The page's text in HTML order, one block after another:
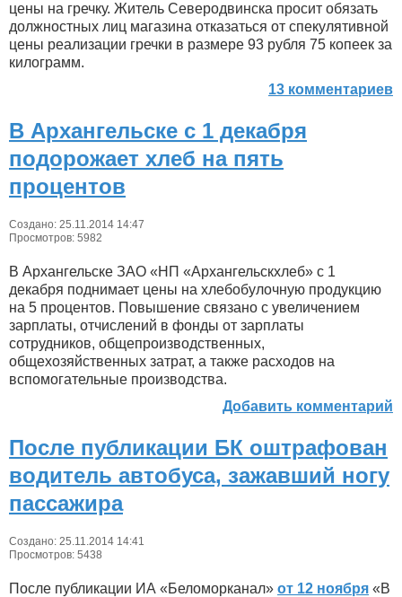
цены на гречку. Житель Северодвинска просит обязать
должностных лиц магазина отказаться от спекулятивной
цены реализации гречки в размере 93 рубля 75 копеек за
килограмм.
13 комментариев
В Архангельске с 1 декабря
подорожает хлеб на пять
процентов
Создано: 25.11.2014 14:47
Просмотров: 5982
В Архангельске ЗАО «НП «Архангельскхлеб» с 1
декабря поднимает цены на хлебобулочную продукцию
на 5 процентов. Повышение связано с увеличением
зарплаты, отчислений в фонды от зарплаты
сотрудников, общепроизводственных,
общехозяйственных затрат, а также расходов на
вспомогательные производства.
Добавить комментарий
После публикации БК оштрафован
водитель автобуса, зажавший ногу
пассажира
Создано: 25.11.2014 14:41
Просмотров: 5438
После публикации ИА «Беломорканал» от 12 ноября «В